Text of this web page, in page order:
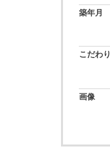
築年月
こだわり
画像